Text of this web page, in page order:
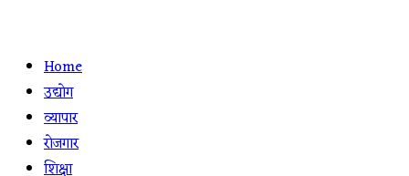
Home
उद्योग
व्यापार
रोजगार
शिक्षा